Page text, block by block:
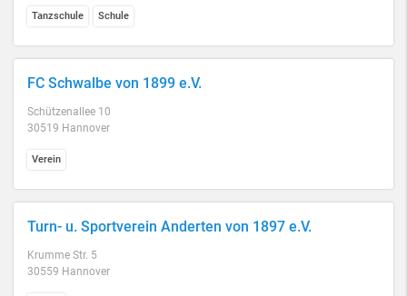
Tanzschule Schule
FC Schwalbe von 1899 e.V.
Schützenallee 10
30519 Hannover
Verein
Turn- u. Sportverein Anderten von 1897 e.V.
Krumme Str. 5
30559 Hannover